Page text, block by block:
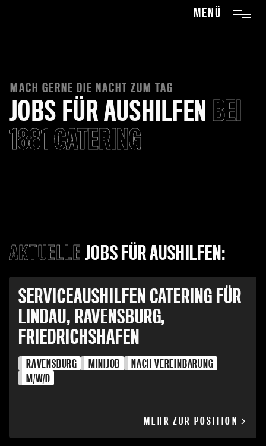
menü
MACH GERNE DIE NACHT ZUM TAG
JOBS FÜR AUSHILFEN BEI
1881 CATERING
AKTUELLEJOBS FÜR AUSHILFEN:
SERVICEAUSHILFEN CATERING FÜR
LINDAU, RAVENSBURG,
FRIEDRICHSHAFEN
RAVENSBURG MINIJOB
NACH VEREINBARUNG
M/W/D
MEHR ZUR POSITION